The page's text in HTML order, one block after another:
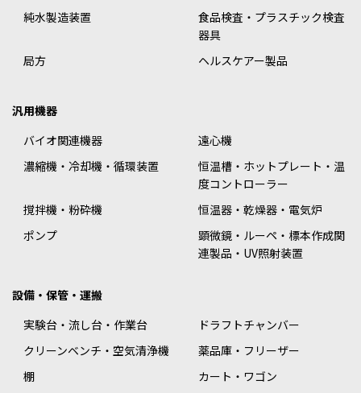
純水製造装置
食品検査・プラスチック検査
器具
局方
ヘルスケアー製品
汎用機器
バイオ関連機器
遠心機
濃縮機・冷却機・循環装置
恒温槽・ホットプレート・温
度コントローラー
撹拌機・粉砕機
恒温器・乾燥器・電気炉
ポンプ
顕微鏡・ルーペ・標本作成関
連製品・UV照射装置
設備・保管・運搬
実験台・流し台・作業台
ドラフトチャンバー
クリーンベンチ・空気清浄機
薬品庫・フリーザー
棚
カート・ワゴン